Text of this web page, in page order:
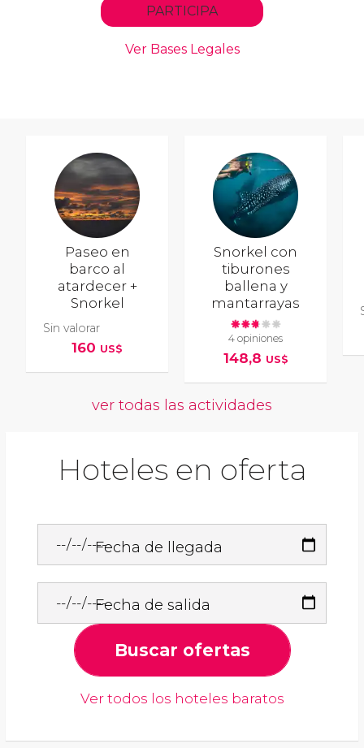
Paseo en
barco al
atardecer +
Snorkel
Sin valorar
160 US$
Snorkel con
tiburones
ballena y
mantarrayas
4 opiniones
148,8 US$
ver todas las actividades
Hoteles en oferta
Fecha de llegada
Fecha de salida
Buscar ofertas
Ver todos los hoteles baratos